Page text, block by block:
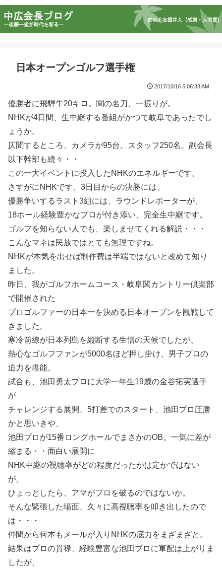
日本オープンゴルフ選手権
2017/10/16 5:06:33 AM
優勝者に飛騨牛20キロ。関の名刀、一振りが。
NHKが4日間、生中継する番組がかつて岐阜であったでし
ょうか。
仄聞するところ、カメラが95台。スタッフ250名。副会長
以下幹部も続々・・
この一大イベントに投入したNHKのエネルギーです。
さすがにNHKです。3日目からの決勝には、
優勝争いするラスト3組には、ラウンドレポーターが、
18ホール経験豊かなプロが付き添い、完全生中継です。
ゴルフを知らない人でも、楽しませてくれる解説・・・
こんなマネは民放ではとても無理ですね。
NHKが本気を出せば制作費は半端ではないと改めて知り
ました。
昨日、我がゴルフホームコース・岐阜関カントリー倶楽部
で開催された
プロゴルファーの日本一を決める日本オープンを観戦して
きました。
寒冷前線が日本列島を縦断する生憎の天候でしたが、
熱心なゴルフファンが5000名ほど押し掛け、男子プロの
迫力を堪能。
試合も、池田勇太プロに大学一年生19歳の金谷拓実選手
が
チャレンジする展開、5打差でのスタート、池田プロ圧勝
かと思いきや、
池田プロが15番ロングホールでまさかのOB。一気に差が
縮まる・・面白い展開に
NHK中継の視聴率がどの程度だったかは定かではない
が。
ひょっとしたら、アマがプロを破るのではないか。
そんな緊張した場面、久々に高視聴率を叩き出したので
は・・・
仲間から何本もメールが入りNHKの底力をまざまざと。
結果はプロの貫禄、経験豊富な池田プロに軍配は上がりま
したが、